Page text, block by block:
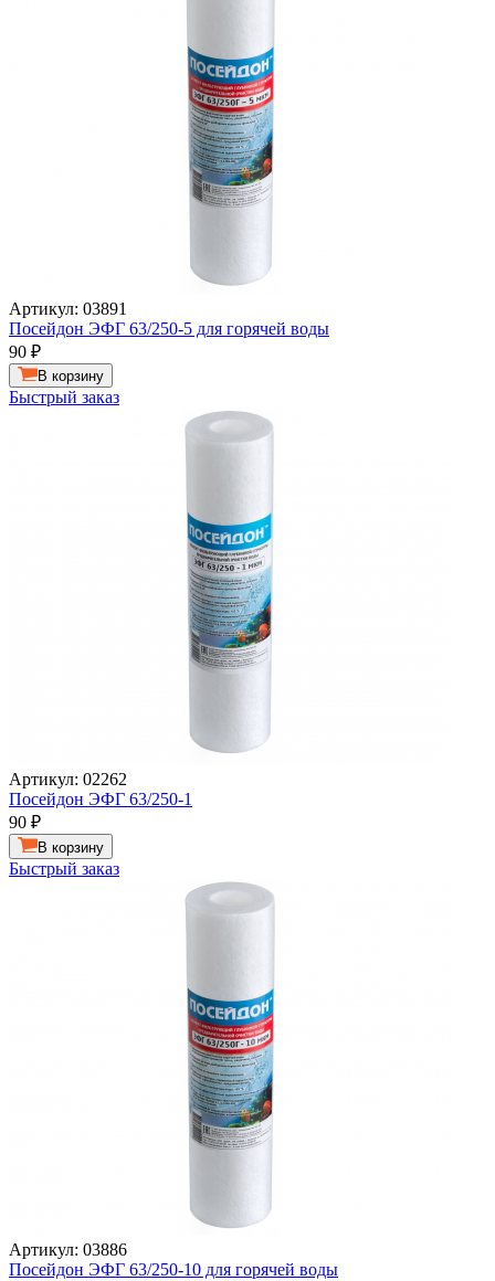
Артикул: 03891
Посейдон ЭФГ 63/250-5 для горячей воды
90 ₽
В корзину
Быстрый заказ
Артикул: 02262
Посейдон ЭФГ 63/250-1
90 ₽
В корзину
Быстрый заказ
Артикул: 03886
Посейдон ЭФГ 63/250-10 для горячей воды